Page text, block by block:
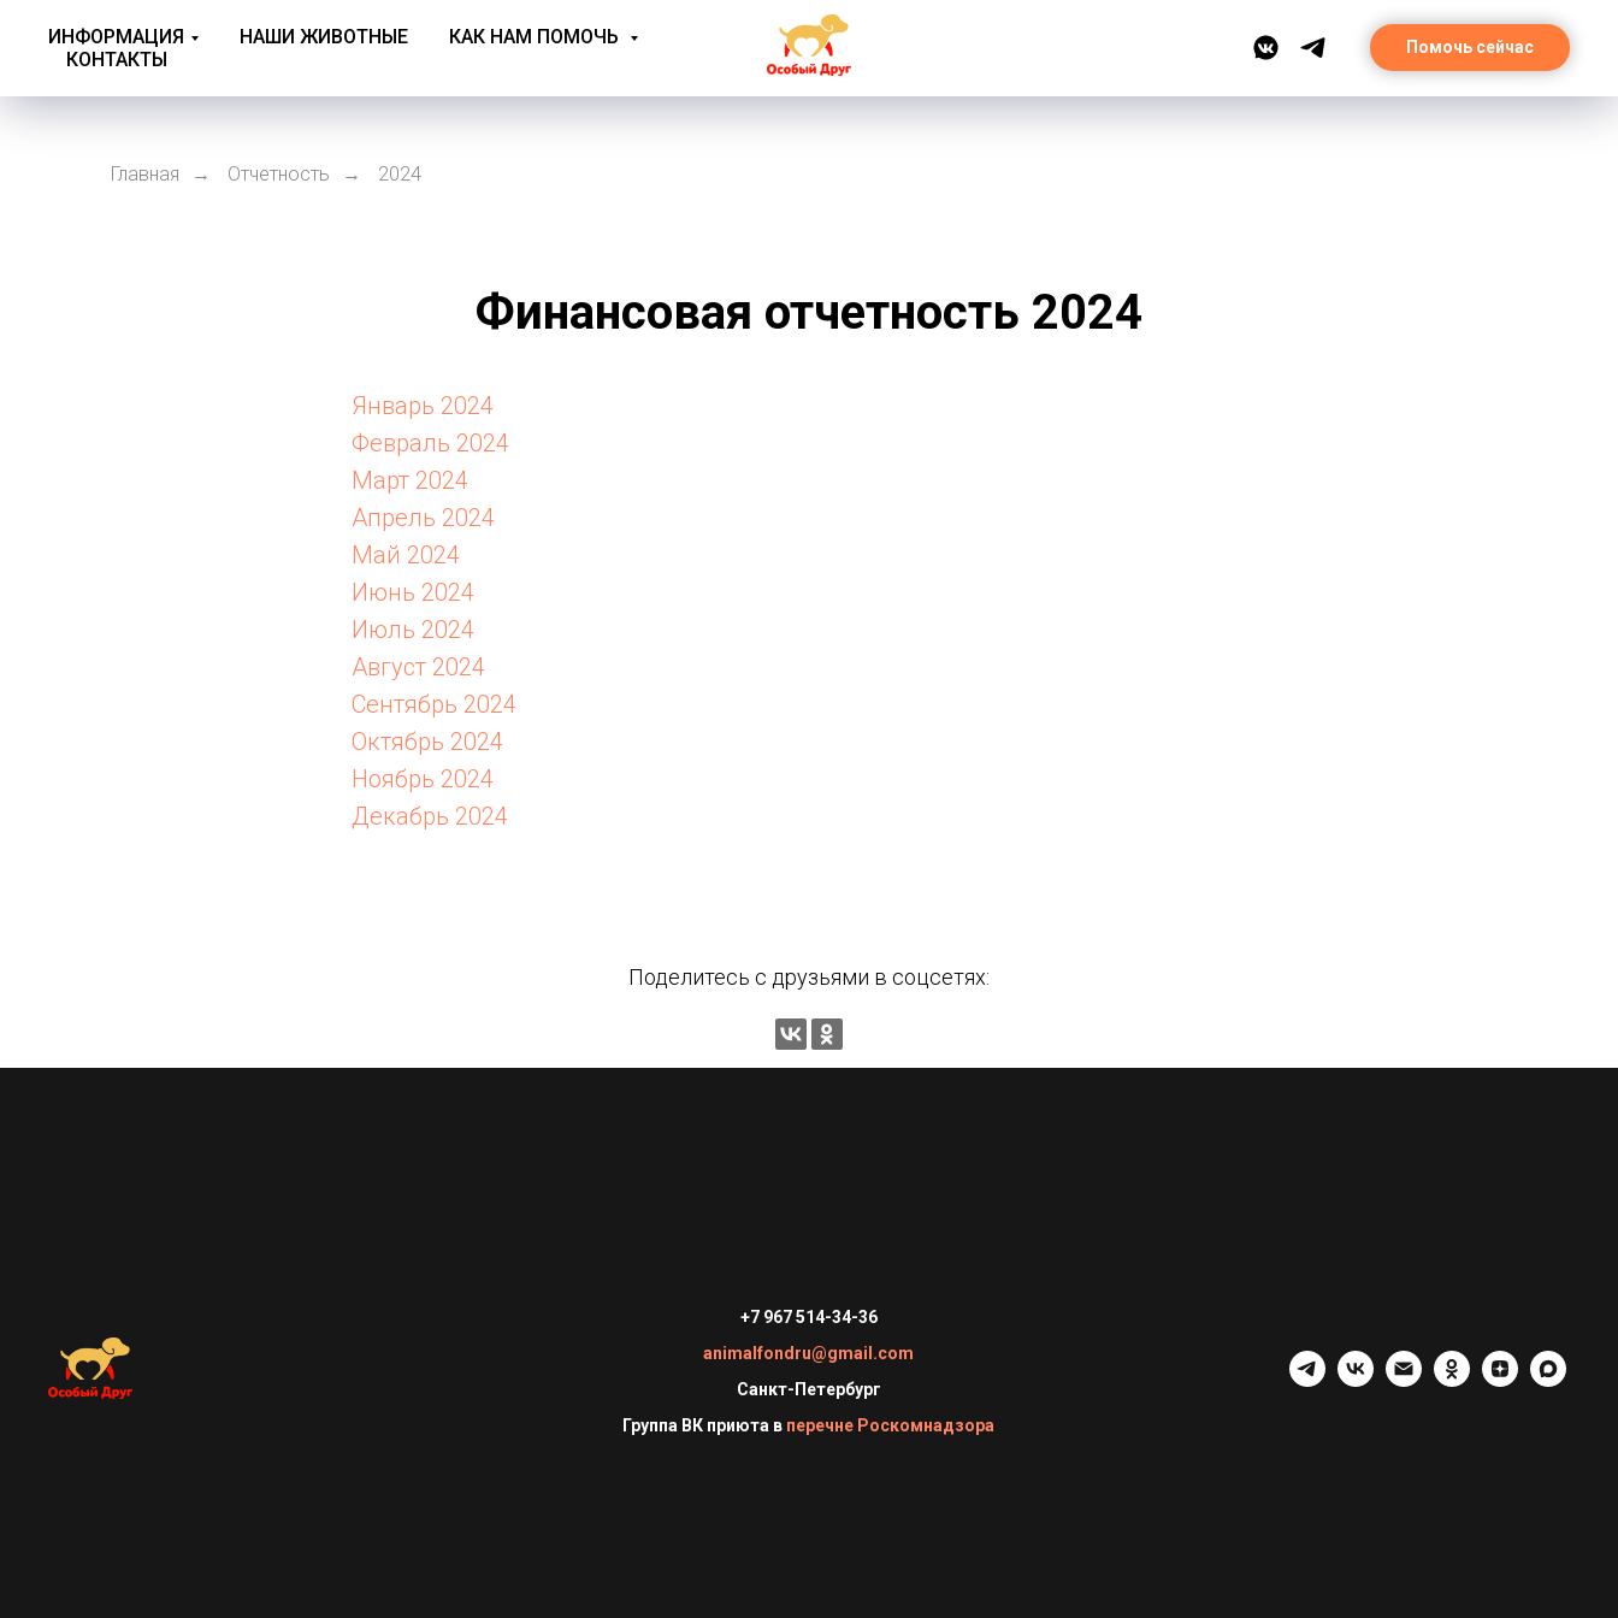
ИНФОРМАЦИЯ НАШИ ЖИВОТНЫЕ
КАК НАМ ПОМОЧЬ
КОНТАКТЫ
Помочь сейчас
Главная → Отчетность → 2024
Финансовая отчетность 2024
Январь 2024
Февраль 2024
Март 2024
Апрель 2024
Май 2024
Июнь 2024
Июль 2024
Август 2024
Сентябрь 2024
Октябрь 2024
Ноябрь 2024
Декабрь 2024
Поделитесь с друзьями в соцсетях:
+7 967 514-34-36
animalfondru@gmail.com
Санкт-Петербург
Группа ВК приюта в перечне Роскомнадзора